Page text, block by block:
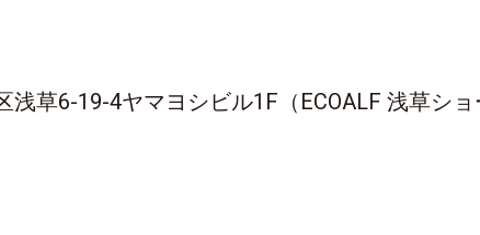
草6-19-4ヤマヨシビル1F（ECOALF 浅草ショ